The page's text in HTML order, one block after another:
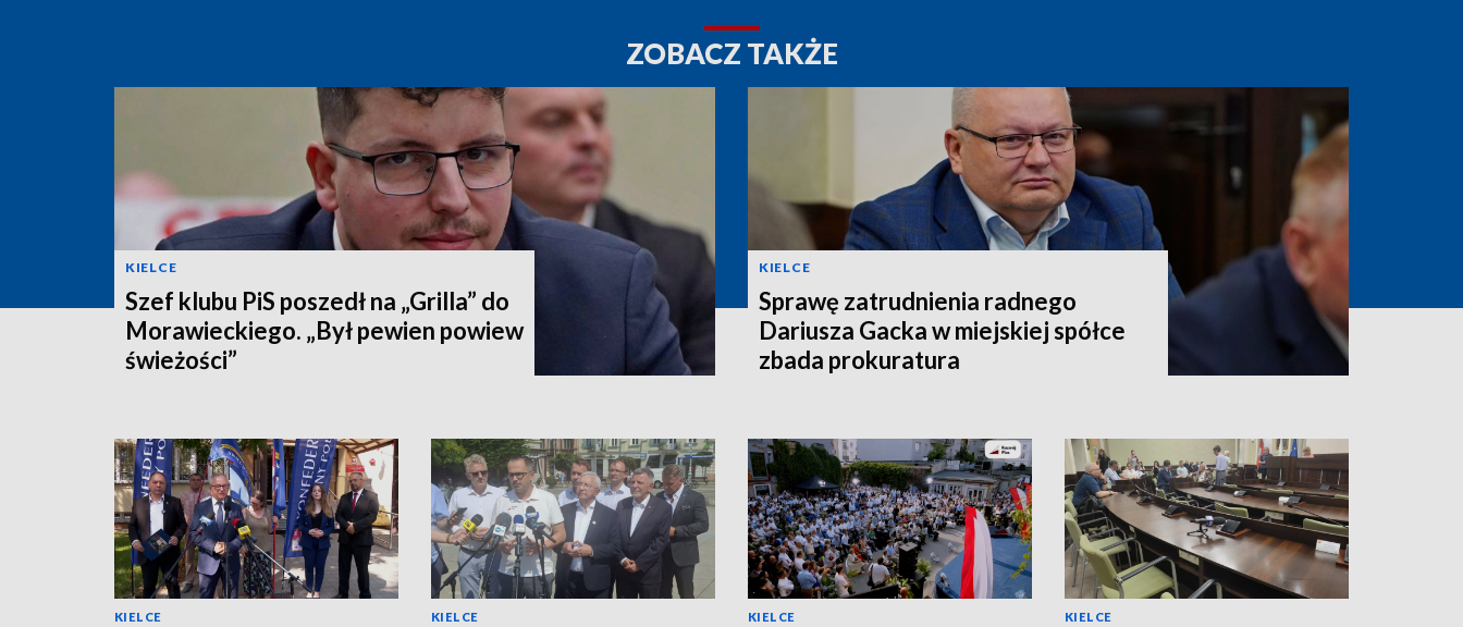
ZOBACZ TAKŻE
KIELCE
Szef klubu PiS poszedł na „Grilla” do
Morawieckiego. „Był pewien powiew
świeżości”
KIELCE
Sprawę zatrudnienia radnego
Dariusza Gacka w miejskiej spółce
zbada prokuratura
KIELCE KIELCE KIELCE KIELCE